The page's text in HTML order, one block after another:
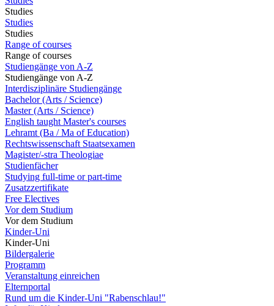
Studies
Studies
Studies
Range of courses
Range of courses
Studiengänge von A-Z
Studiengänge von A-Z
Interdisziplinäre Studiengänge
Bachelor (Arts / Science)
Master (Arts / Science)
English taught Master's courses
Lehramt (Ba / Ma of Education)
Rechtswissenschaft Staatsexamen
Magister/-stra Theologiae
Studienfächer
Studying full-time or part-time
Zusatzzertifikate
Free Electives
Vor dem Studium
Vor dem Studium
Kinder-Uni
Kinder-Uni
Bildergalerie
Programm
Veranstaltung einreichen
Elternportal
Rund um die Kinder-Uni "Rabenschlau!"